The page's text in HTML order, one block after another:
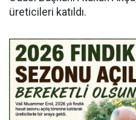
üreticileri katıldı.